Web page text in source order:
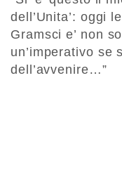
dell’Unita’: oggi
Gramsci e’ non
un’imperativo se
dell’avvenire…”